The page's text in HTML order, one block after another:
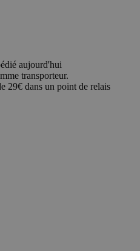
aujourd'hui
transporteur.
29€ dans un point de relais